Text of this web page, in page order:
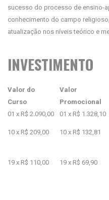
sucesso do processo de ensino-
conhecimento do campo
atualização nos níveis teórico e
INVESTIMENTO
Valor do
Curso
Valor
Promocional
01 x R$ 2.090,00 01 x R$ 1.328,10
10 x R$ 209,00 10 x R$ 132,81
19 x R$ 110,00 19 x R$ 69,90